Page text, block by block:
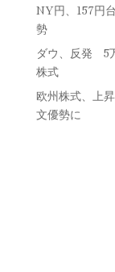
NY円、157円
勢
ダウ、反発 5
株式
欧州株式、上
文優勢に